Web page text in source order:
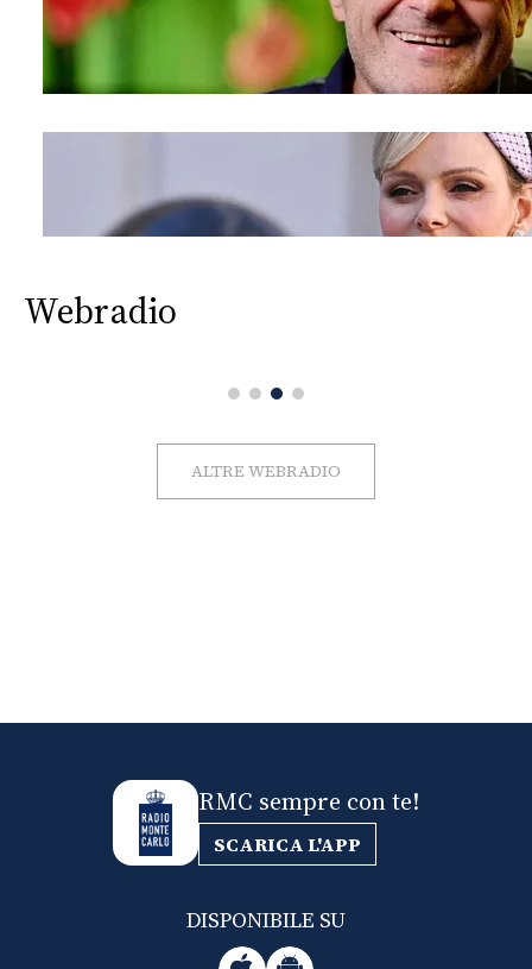
Webradio
ALTRE WEBRADIO
RMC sempre con te!
SCARICA L'APP
DISPONIBILE SU